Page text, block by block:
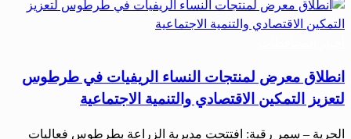
انطلاق معرض لمنتجات النساء الريفيات في طرطوس
لتعزيز التمكين الاقتصادي والتنمية الاجتماعية
الحرية – سمر رقية: افتتحت مديرية الزراعة بطرطوس فعاليات